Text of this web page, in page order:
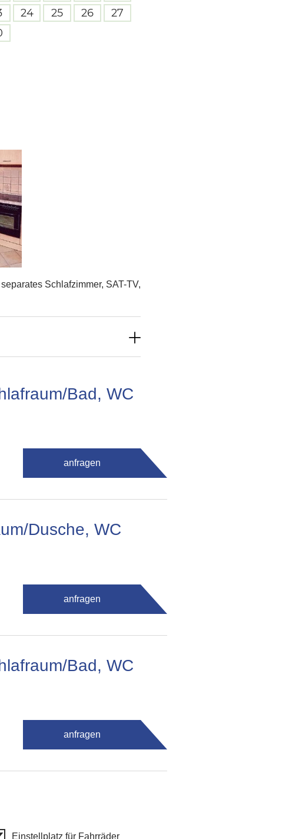
24 25 26
27
Schlafzimmer, SAT-TV,
Bad, WC
anfragen
Dusche, WC
anfragen
Bad, WC
anfragen
Einstellplatz für Fahrräder